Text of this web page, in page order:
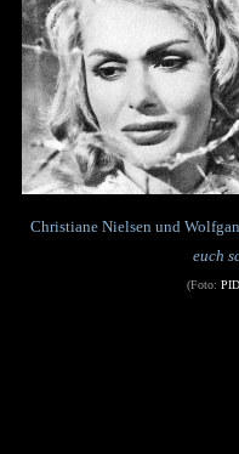
Christiane Nielsen und
euch
(Foto: